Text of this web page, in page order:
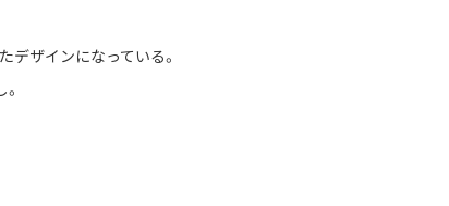
デザインになっている。